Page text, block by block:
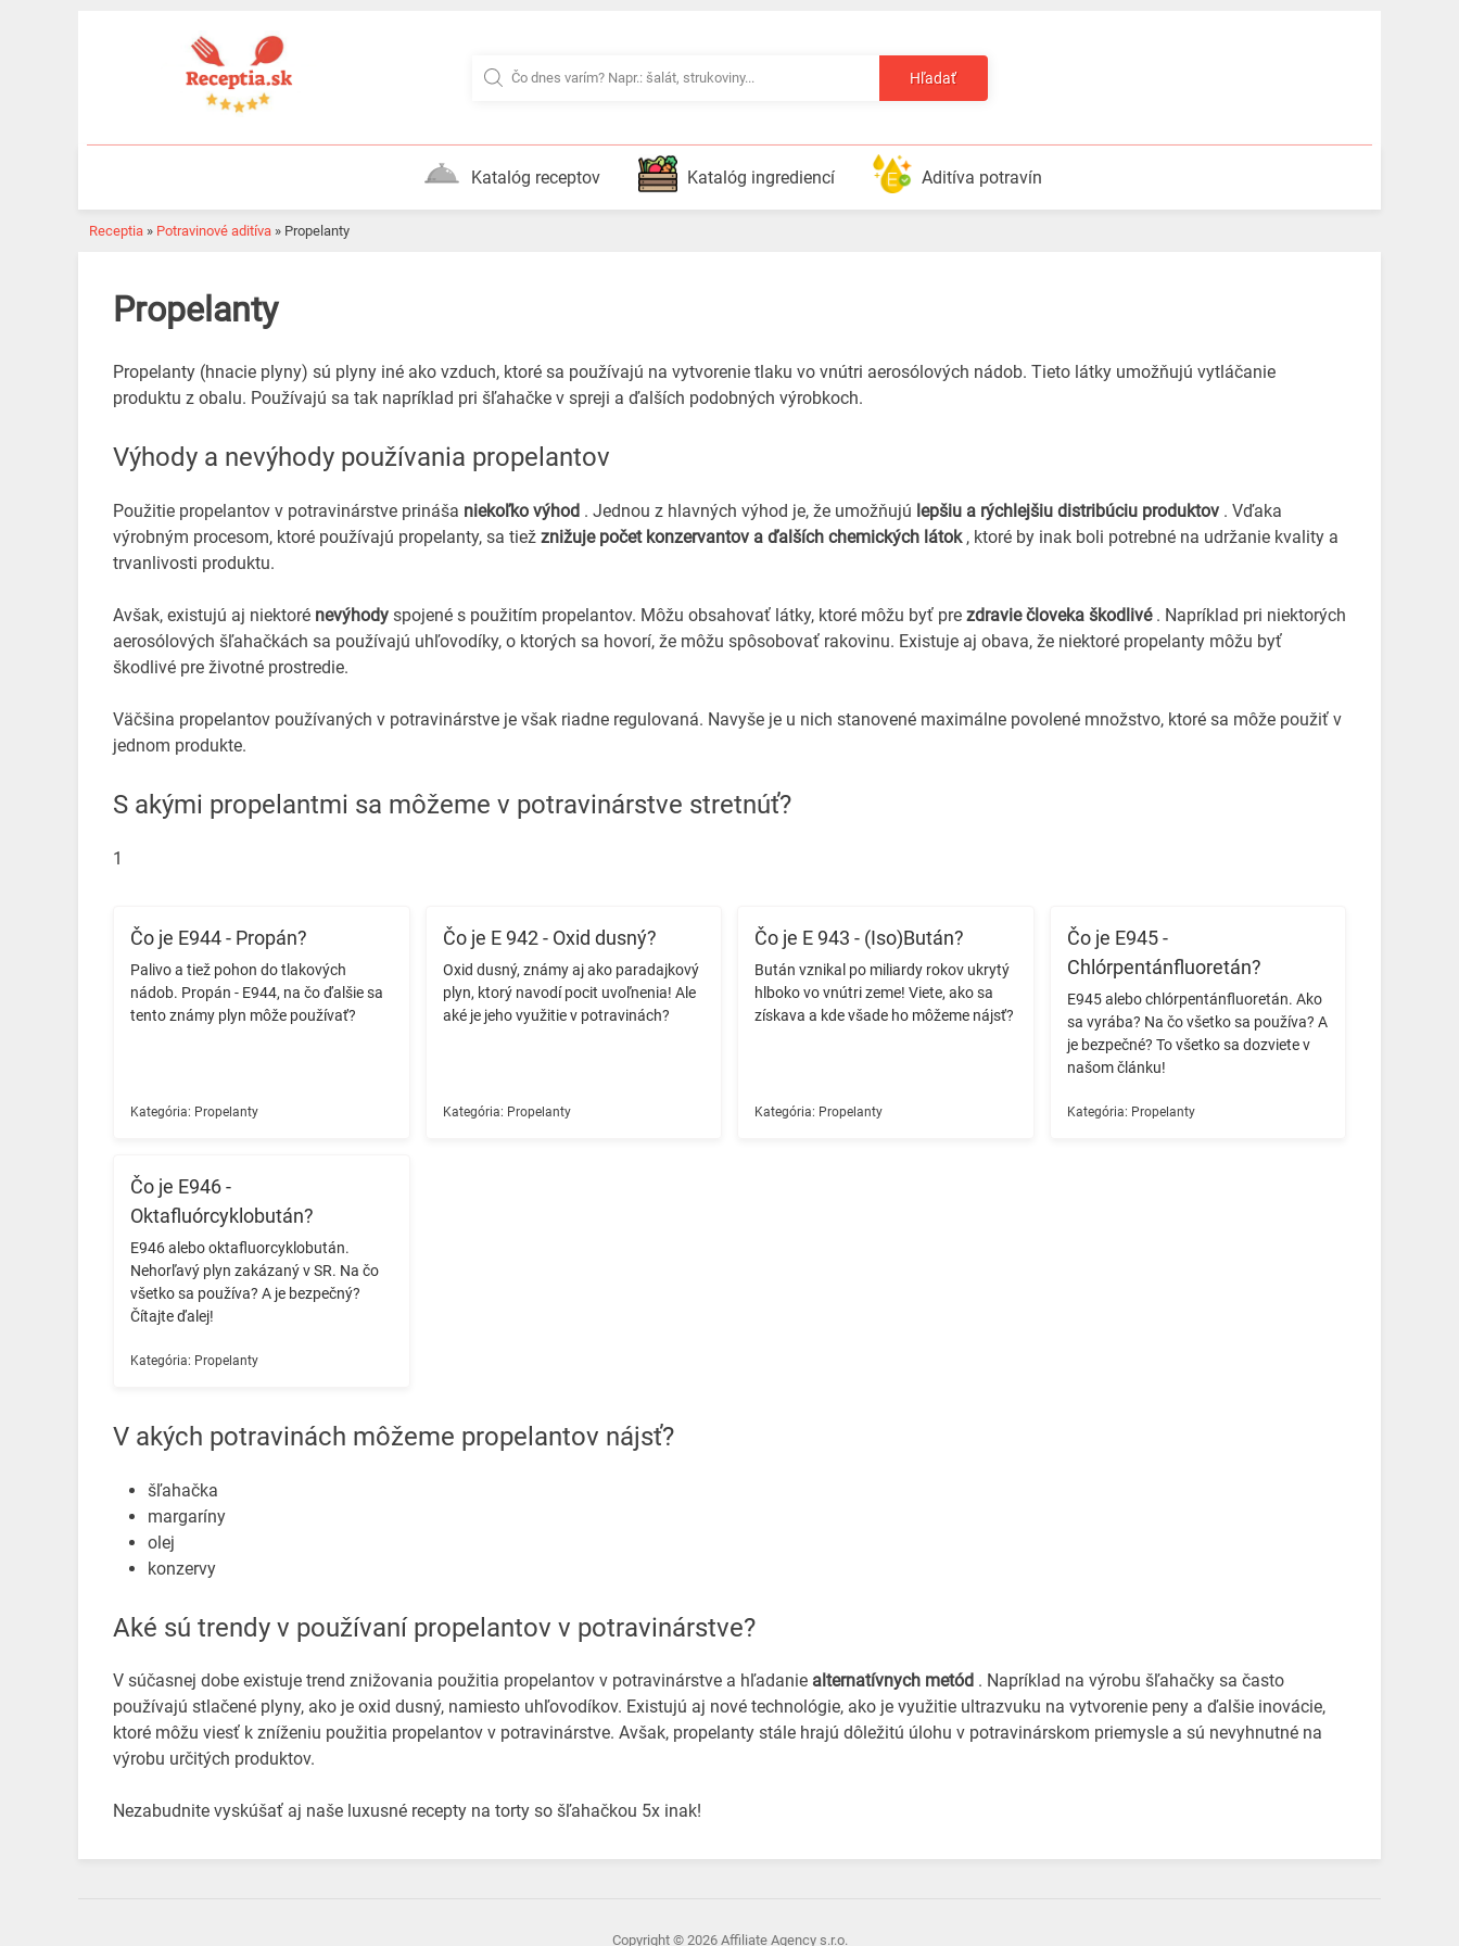
Hľadať
Katalóg receptov Katalóg ingrediencí Aditíva potravín
Receptia » Potravinové aditíva » Propelanty
Propelanty
Propelanty (hnacie plyny) sú plyny iné ako vzduch, ktoré sa používajú na vytvorenie tlaku vo vnútri aerosólových nádob. Tieto látky umožňujú vytláčanie
produktu z obalu. Používajú sa tak napríklad pri šľahačke v spreji a ďalších podobných výrobkoch.
Výhody a nevýhody používania propelantov
Použitie propelantov v potravinárstve prináša niekoľko výhod . Jednou z hlavných výhod je, že umožňujú lepšiu a rýchlejšiu distribúciu produktov . Vďaka
výrobným procesom, ktoré používajú propelanty, sa tiež znižuje počet konzervantov a ďalších chemických látok, ktoré by inak boli potrebné na udržanie kvality a
trvanlivosti produktu.
Avšak, existujú aj niektoré nevýhody spojené s použitím propelantov. Môžu obsahovať látky, ktoré môžu byť pre zdravie človeka škodlivé. Napríklad pri niektorých
aerosólových šľahačkách sa používajú uhľovodíky, o ktorých sa hovorí, že môžu spôsobovať rakovinu. Existuje aj obava, že niektoré propelanty môžu byť
škodlivé pre životné prostredie.
Väčšina propelantov používaných v potravinárstve je však riadne regulovaná. Navyše je u nich stanovené maximálne povolené množstvo, ktoré sa môže použiť v
jednom produkte.
S akými propelantmi sa môžeme v potravinárstve stretnúť?
1
Čo je E944 - Propán?
Palivo a tiež pohon do tlakových
nádob. Propán - E944, na čo ďalšie sa
tento známy plyn môže používať? ️
Kategória: Propelanty
Čo je E 942 - Oxid dusný?
Oxid dusný, známy aj ako paradajkový
plyn, ktorý navodí pocit uvoľnenia! Ale
aké je jeho využitie v potravinách? ️
Kategória: Propelanty
Čo je E 943 - (Iso)Bután?
Bután vznikal po miliardy rokov ukrytý
hlboko vo vnútri zeme! Viete, ako sa
získava a kde všade ho môžeme nájsť?
Kategória: Propelanty
Čo je E945 -
Chlórpentánfluoretán?
E945 alebo chlórpentánfluoretán. Ako
sa vyrába? Na čo všetko sa používa? A
je bezpečné? To všetko sa dozviete v
našom článku! ️
Kategória: Propelanty
Čo je E946 -
Oktafluórcyklobután?
E946 alebo oktafluorcyklobután.
Nehorľavý plyn zakázaný v SR. Na čo
všetko sa používa? A je bezpečný?
Čítajte ďalej! ️
Kategória: Propelanty
V akých potravinách môžeme propelantov nájsť?
šľahačka
margaríny
olej
konzervy
Aké sú trendy v používaní propelantov v potravinárstve?
V súčasnej dobe existuje trend znižovania použitia propelantov v potravinárstve a hľadanie alternatívnych metód . Napríklad na výrobu šľahačky sa často
používajú stlačené plyny, ako je oxid dusný, namiesto uhľovodíkov. Existujú aj nové technológie, ako je využitie ultrazvuku na vytvorenie peny a ďalšie inovácie,
ktoré môžu viesť k zníženiu použitia propelantov v potravinárstve. Avšak, propelanty stále hrajú dôležitú úlohu v potravinárskom priemysle a sú nevyhnutné na
výrobu určitých produktov.
Nezabudnite vyskúšať aj naše luxusné recepty na torty so šľahačkou 5x inak!
Copyright © 2026 Affiliate Agency s.r.o.